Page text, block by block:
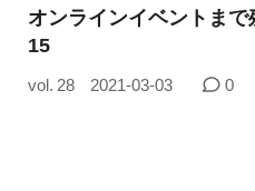
オンラインイベントま
15
vol. 28 2021-03-03 0